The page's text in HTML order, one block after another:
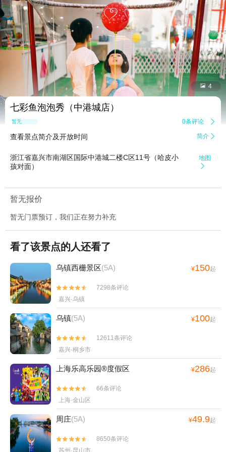
 4
七彩鱼泡泡秀（中港城店）
暂无点评 0条评论 
查看景点简介及开放时间 简介 
浙江省嘉兴市南湖区国际中港城二楼C区11号（哈皮小
孩对面）
地图

暂无报价
暂无门票预订，我们正在努力补充
看了该景点的人还看了
乌镇西栅景区(5A) ¥150起


7298条评论
嘉兴·乌镇
乌镇(5A) ¥100起


12611条评论
嘉兴·桐乡市
上海乐高乐园®度假区 ¥286起


66条评论
上海·金山区
周庄(5A) ¥49.9起


8650条评论
